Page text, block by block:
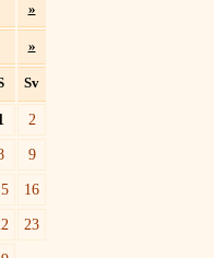
»
»
Sv
2
9
16
23